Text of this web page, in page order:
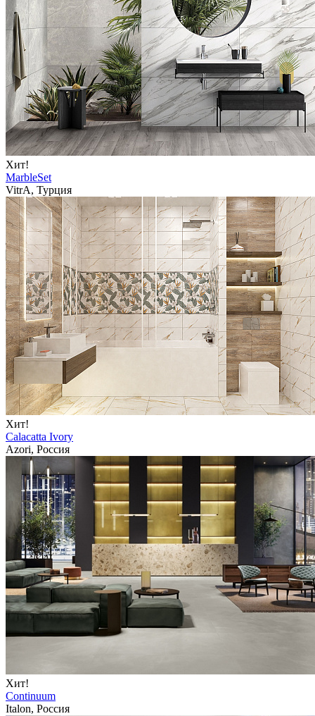
Хит!
MarbleSet
VitrA, Турция
Хит!
Calacatta Ivory
Azori, Россия
Хит!
Continuum
Italon, Россия